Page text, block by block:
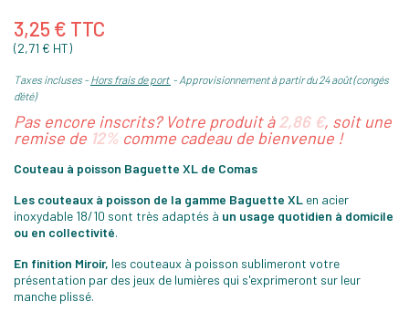
3,25 € TTC
(2,71 € HT)
Taxes incluses Hors frais de port
Approvisionnement à partir du 24 août (congés
d'été)
Pas encore inscrits? Votre produit à2,86 €, soit une
remise de 12% comme cadeau de bienvenue !
Couteau à poisson Baguette XL de Comas
Les couteaux à poisson de la gamme Baguette XL en acier
inoxydable 18/10 sont très adaptés à un usage quotidien à domicile
ou en collectivité.
En finition Miroir, les couteaux à poisson sublimeront votre
présentation par des jeux de lumières qui s'exprimeront sur leur
manche plissé.